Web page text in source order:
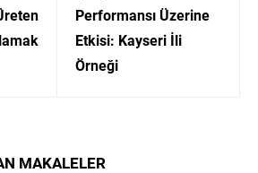
Performansı Üzerine
Etkisi: Kayseri İli
Örneği
MAKALELER